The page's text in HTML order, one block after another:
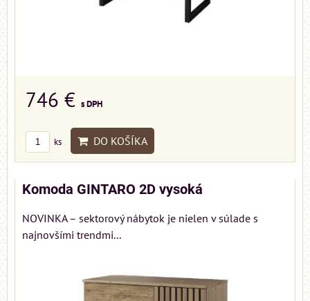
746 € s DPH
ks DO KOŠÍKA
Komoda GINTARO 2D vysoká
NOVINKA – sektorový nábytok je nielen v súlade s
najnovšími trendmi...